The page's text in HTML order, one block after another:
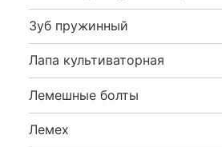
Зуб пружинный
Лапа культиваторная
Лемешные болты
Лемех